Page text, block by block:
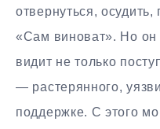
отвернуться,
«Сам виноват». Но он
видит не только
— растерянного,
поддержке. С этого